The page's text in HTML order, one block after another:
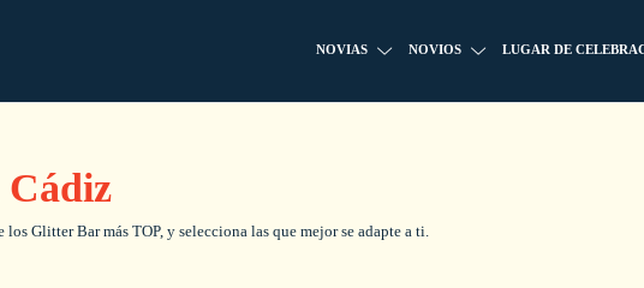
NOVIAS NOVIOS LUGAR DE
Glitter Bar más TOP, y selecciona las que mejor se adapte a ti.